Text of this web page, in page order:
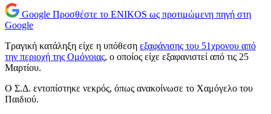
Google Προσθέστε το ENIKOS ως προτιμώμενη πηγή στη
Google
Τραγική κατάληξη είχε η υπόθεση εξαφάνισης του 51χρονου από
την περιοχή της Ομόνοιας, ο οποίος είχε εξαφανιστεί από τις 25
Μαρτίου.
Ο Σ.Δ. εντοπίστηκε νεκρός, όπως ανακοίνωσε το Χαμόγελο του
Παιδιού.